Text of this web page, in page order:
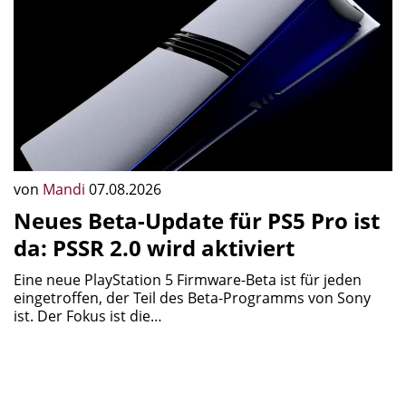
von Mandi 07.08.2026
Neues Beta-Update für PS5 Pro ist
da: PSSR 2.0 wird aktiviert
Eine neue PlayStation 5 Firmware-Beta ist für jeden
eingetroffen, der Teil des Beta-Programms von Sony
ist. Der Fokus ist die…